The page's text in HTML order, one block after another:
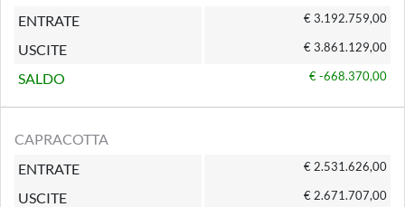
ENTRATE
€ 3.192.759,00
USCITE € 3.861.129,00
SALDO € -668.370,00
CAPRACOTTA
ENTRATE
€ 2.531.626,00
USCITE € 2.671.707,00